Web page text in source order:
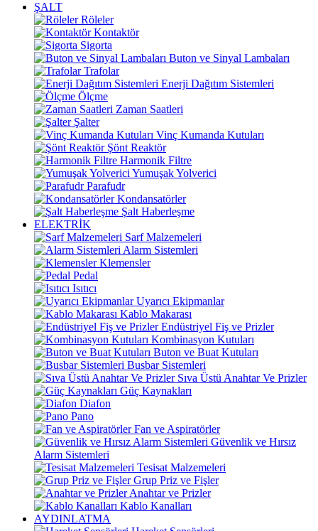
ŞALT
Röleler
Kontaktör
Sigorta
Buton ve Sinyal Lambaları
Trafolar
Enerji Dağıtım Sistemleri
Ölçme
Zaman Saatleri
Şalter
Vinç Kumanda Kutuları
Şönt Reaktör
Harmonik Filtre
Yumuşak Yolverici
Parafudr
Kondansatörler
Şalt Haberleşme
ELEKTRİK
Sarf Malzemeleri
Alarm Sistemleri
Klemensler
Pedal
Isıtıcı
Uyarıcı Ekipmanlar
Kablo Makarası
Endüstriyel Fiş ve Prizler
Kombinasyon Kutuları
Buton ve Buat Kutuları
Busbar Sistemleri
Sıva Üstü Anahtar Ve Prizler
Güç Kaynakları
Diafon
Pano
Fan ve Aspiratörler
Güvenlik ve Hırsız
Alarm Sistemleri
Tesisat Malzemeleri
Grup Priz ve Fişler
Anahtar ve Prizler
Kablo Kanalları
AYDINLATMA